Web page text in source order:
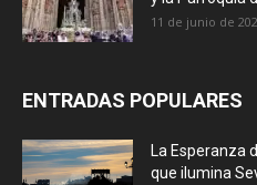
11 de junio de
ENTRADAS POPULARES
La Esperanza
que ilumina